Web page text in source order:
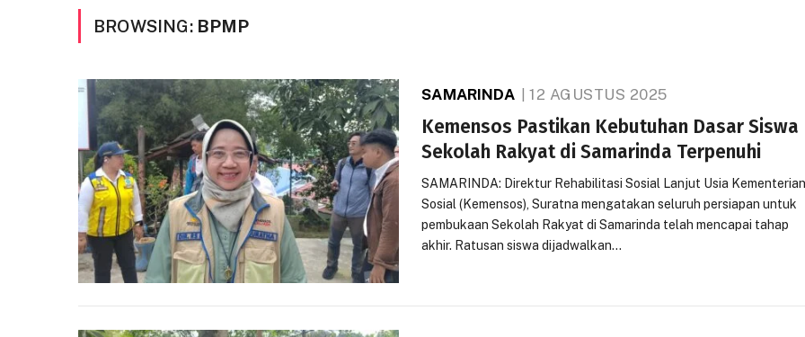
BROWSING: BPMP
SAMARINDA 12 AGUSTUS 2025
Kemensos Pastikan Kebutuhan Dasar Siswa
Sekolah Rakyat di Samarinda Terpenuhi
SAMARINDA: Direktur Rehabilitasi Sosial Lanjut Usia
Sosial (Kemensos), Suratna mengatakan seluruh persiapan untuk
pembukaan Sekolah Rakyat di Samarinda telah mencapai tahap
akhir. Ratusan siswa dijadwalkan…